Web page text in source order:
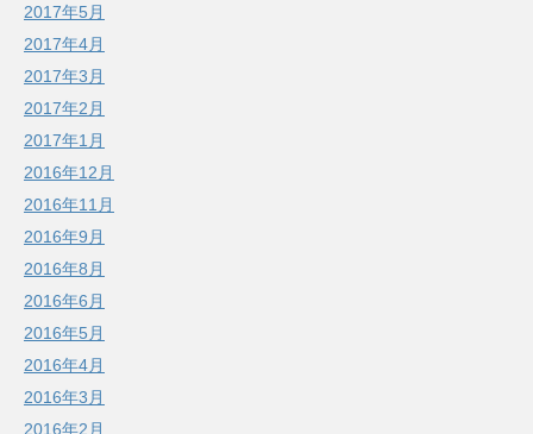
2017年5月
2017年4月
2017年3月
2017年2月
2017年1月
2016年12月
2016年11月
2016年9月
2016年8月
2016年6月
2016年5月
2016年4月
2016年3月
2016年2月